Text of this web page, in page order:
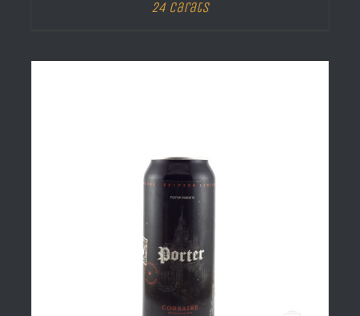
24 Carats